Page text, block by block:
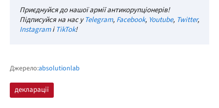
Приєднуйся до нашої армії антикорупціонерів!
Підписуйся на нас уTelegram, Facebook, Youtube, Twitter,
InstagramіTikTok!
Джерело:absolutionlab
декларації